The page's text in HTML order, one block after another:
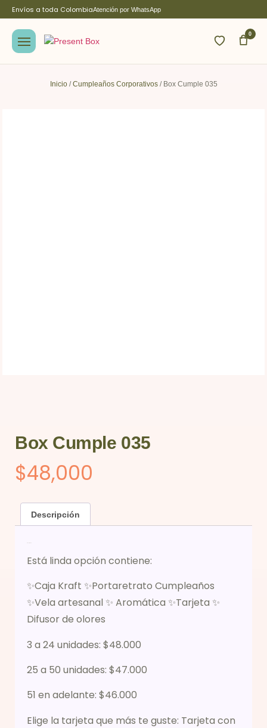
Envíos a toda ColombiaAtención por WhatsApp
0
Inicio/Cumpleaños Corporativos/ Box Cumple 035
Box Cumple 035
$48,000
Descripción
Está linda opción contiene:
✨Caja Kraft ✨Portaretrato Cumpleaños
✨Vela artesanal ✨ Aromática ✨Tarjeta ✨
Difusor de olores
3 a 24 unidades: $48.000
25 a 50 unidades: $47.000
51 en adelante: $46.000
Elige la tarjeta que más te guste: Tarjeta con